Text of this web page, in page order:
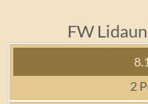
FW
2